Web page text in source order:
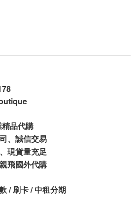
品代購
、誠信交易
現貨量充足
飛國外代購
/ 刷卡 / 中租分期